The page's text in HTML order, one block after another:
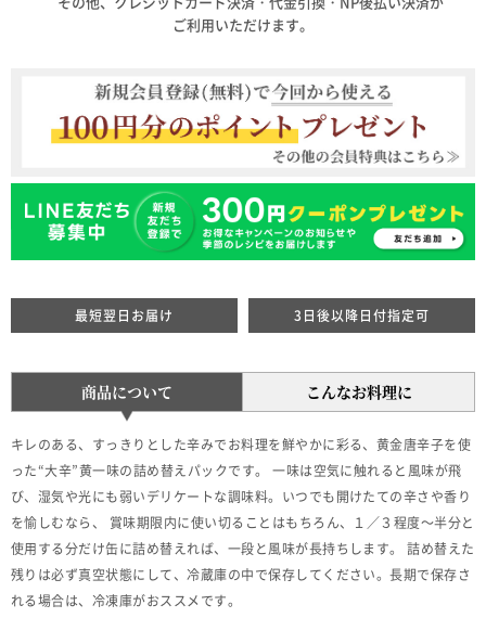
ご利用いただけます。
最短翌日お届け 3日後以降日付指定可
商品について こんなお料理に
キレのある、すっきりとした辛みでお料理を鮮やかに彩る、黄金唐辛子を使
った“大辛”黄一味の詰め替えパックです。 一味は空気に触れると風味が飛
び、湿気や光にも弱いデリケートな調味料。いつでも開けたての辛さや香り
を愉しむなら、 賞味期限内に使い切ることはもちろん、１／３程度～半分と
使用する分だけ缶に詰め替えれば、一段と風味が長持ちします。 詰め替えた
残りは必ず真空状態にして、冷蔵庫の中で保存してください。長期で保存さ
れる場合は、冷凍庫がおススメです。